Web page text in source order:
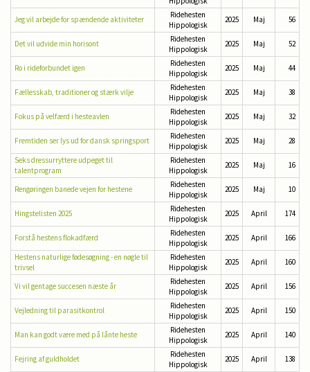
Jeg vil arbejde for spændende aktiviteter
Ridehesten
Hippologisk
2025 Maj 56
Det vil udvide min horisont
Ridehesten
Hippologisk
2025 Maj 52
Ro i rideforbundet igen
Ridehesten
Hippologisk
2025 Maj 44
Fællesskab, traditioner og stærk vilje
Ridehesten
Hippologisk
2025 Maj 38
Fokus på velfærd i hesteavlen
Ridehesten
Hippologisk
2025 Maj 32
Fremtiden ser lys ud for dansk springsport
Ridehesten
Hippologisk
2025 Maj
28
Seks dressurryttere udpeget til
talentprogram
Ridehesten
Hippologisk
2025 Maj 16
Rengøringen banede vejen for hestene
Ridehesten
Hippologisk
2025 Maj 10
Hingstelisten 2025
Ridehesten
Hippologisk
2025 April 174
Forstå hestens flokadfærd
Ridehesten
Hippologisk
2025 April
166
Hestens naturlige fødesøgning - en nøgle til
trivsel
Ridehesten
Hippologisk
2025 April 160
Vi vil gentage succesen næste år
Ridehesten
Hippologisk
2025 April 156
Vejledning til parasitkontrol
Ridehesten
Hippologisk
2025 April 150
Man kan godt være med på lånte heste
Ridehesten
Hippologisk
2025 April 140
Fejring af guldholdet
Ridehesten
Hippologisk
2025 April
138